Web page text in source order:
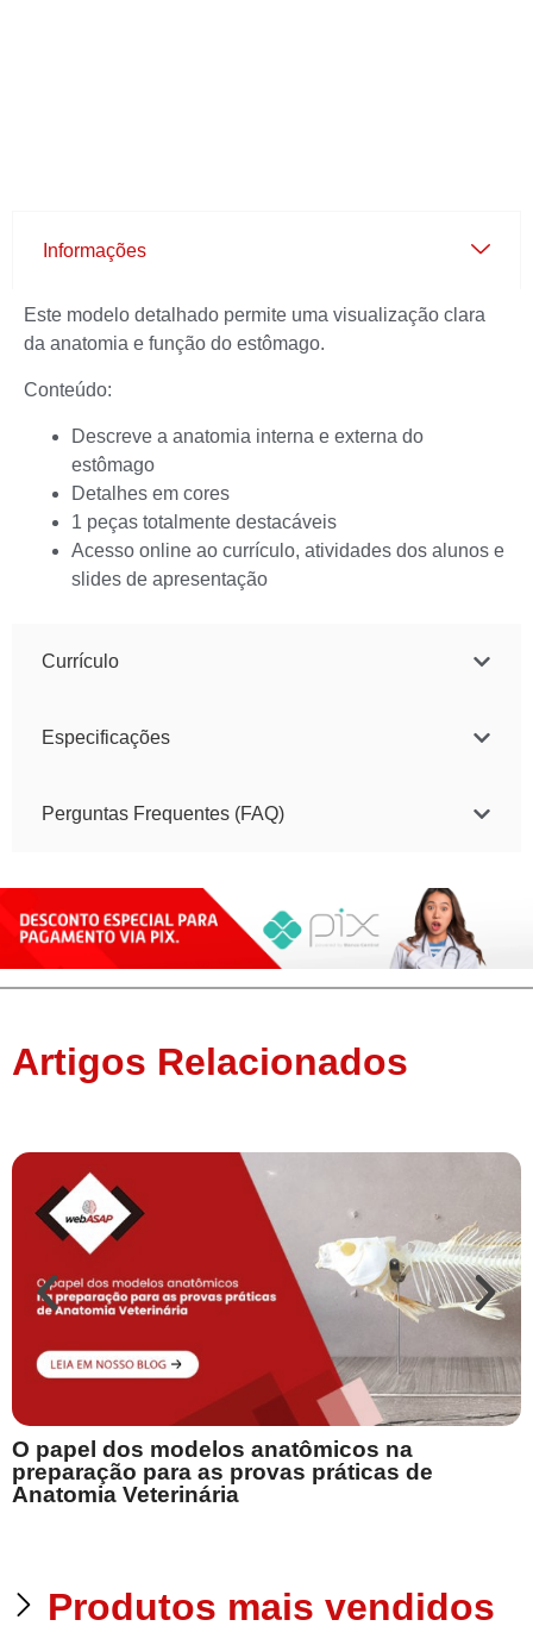
Informações
Currículo
Especificações
Perguntas Frequentes (FAQ)
Este modelo detalhado permite uma visualização clara
da anatomia e função do estômago.
Conteúdo:
Descreve a anatomia interna e externa do
estômago
Detalhes em cores
1 peças totalmente destacáveis
Acesso online ao currículo, atividades dos alunos e
slides de apresentação
Artigos Relacionados
O papel dos modelos anatômicos na
preparação para as provas práticas de
Anatomia Veterinária
Produtos mais vendidos